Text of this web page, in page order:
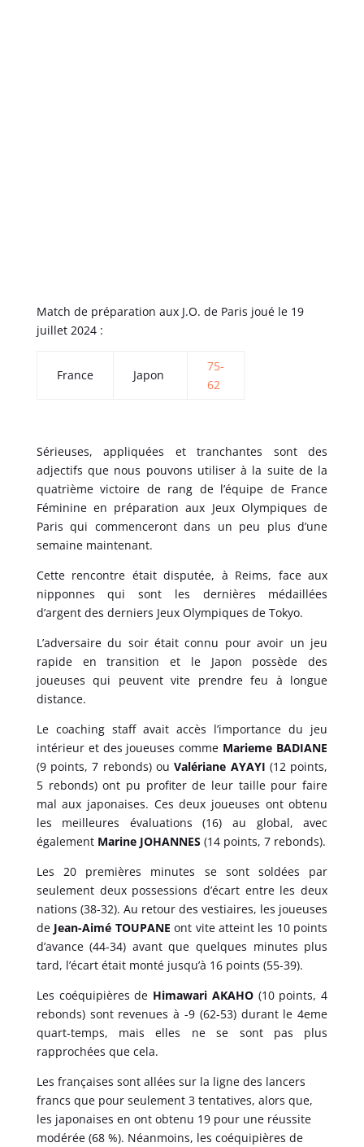
Match de préparation aux J.O. de Paris joué le 19
juillet 2024 :
France Japon
75-
62
Sérieuses, appliquées et tranchantes sont des
adjectifs que nous pouvons utiliser à la suite de la
quatrième victoire de rang de l’équipe de France
Féminine en préparation aux Jeux Olympiques de
Paris qui commenceront dans un peu plus d’une
semaine maintenant.
Cette rencontre était disputée, à Reims, face aux
nipponnes qui sont les dernières médaillées
d’argent des derniers Jeux Olympiques de Tokyo.
L’adversaire du soir était connu pour avoir un jeu
rapide en transition et le Japon possède des
joueuses qui peuvent vite prendre feu à longue
distance.
Le coaching staff avait accès l’importance du jeu
intérieur et des joueuses comme Marieme BADIANE
(9 points, 7 rebonds) ouValériane AYAYI (12 points,
5 rebonds) ont pu profiter de leur taille pour faire
mal aux japonaises. Ces deux joueuses ont obtenu
les meilleures évaluations (16) au global, avec
également Marine JOHANNES(14 points, 7 rebonds).
Les 20 premières minutes se sont soldées par
seulement deux possessions d’écart entre les deux
nations (38-32). Au retour des vestiaires, les joueuses
de Jean-Aimé TOUPANE ont vite atteint les 10 points
d’avance (44-34) avant que quelques minutes plus
tard, l’écart était monté jusqu’à 16 points (55-39).
Les coéquipières de Himawari AKAHO(10 points, 4
rebonds) sont revenues à -9 (62-53) durant le 4eme
quart-temps, mais elles ne se sont pas plus
rapprochées que cela.
Les françaises sont allées sur la ligne des lancers
francs que pour seulement 3 tentatives, alors que,
les japonaises en ont obtenu 19 pour une réussite
modérée (68 %). Néanmoins, les coéquipières de